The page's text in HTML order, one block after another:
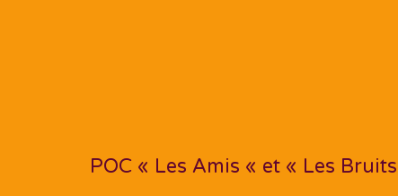
POC « Les Amis « et « Les